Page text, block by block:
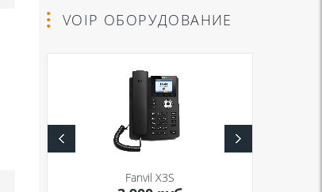
VOIP ОБОРУДОВАНИЕ
Fanvil X3S